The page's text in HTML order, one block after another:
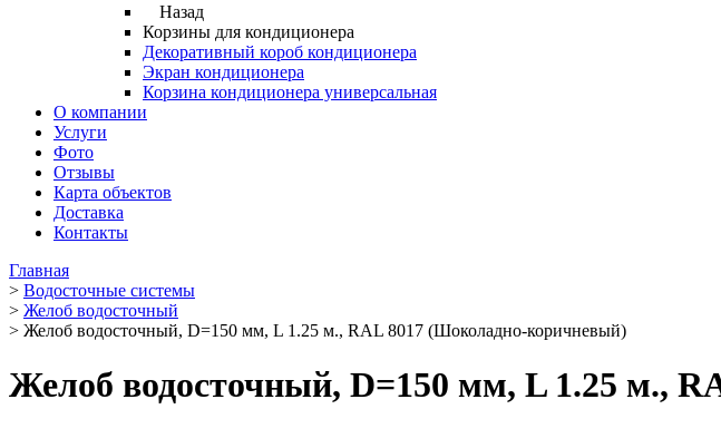
Назад
Корзины для кондиционера
Декоративный короб кондиционера
Экран кондиционера
Корзина кондиционера универсальная
О компании
Услуги
Фото
Отзывы
Карта объектов
Доставка
Контакты
Главная
> Водосточные системы
> Желоб водосточный
> Желоб водосточный, D=150 мм, L 1.25 м., RAL 8017 (Шоколадно-коричневый)
Желоб водосточный, D=150 мм, L 1.25 м.,